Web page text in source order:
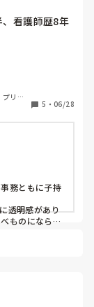
看護師歴8年
のみの勤務へ
あり、いろい
理由で育児と
ているイメージ
齢層がどう
リセ
5 ・ 06/28
務ともに子持
透明感があり
ものにならな
ないと思いま